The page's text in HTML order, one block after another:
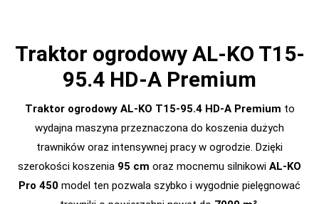
Traktor ogrodowy AL-KO T15-
95.4 HD-A Premium
Traktor ogrodowy AL-KO T15-95.4 HD-A Premium to
wydajna maszyna przeznaczona do koszenia dużych
trawników oraz intensywnej pracy w ogrodzie. Dzięki
szerokości koszenia 95 cm oraz mocnemu silnikowi AL-KO
Pro 450 model ten pozwala szybko i wygodnie pielęgnować